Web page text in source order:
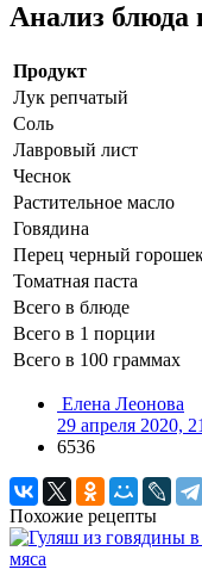
Анализ блюда
Продукт
Лук репчатый
Соль
Лавровый лист
Чеснок
Растительное масло
Говядина
Перец черный
Томатная паста
Всего в блюде
Всего в 1 порции
Всего в 100 граммах
Елена Леонова
29 апреля 2020,
6536
Похожие рецепты
мяса